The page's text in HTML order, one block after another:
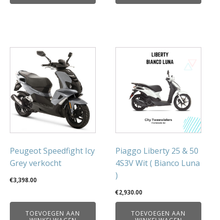
Peugeot Speedfight Icy
Grey verkocht
€3,398.00
TOEVOEGEN AAN
Piaggo Liberty 25 & 50
4S3V Wit ( Bianco Luna
)
€2,930.00
TOEVOEGEN AAN